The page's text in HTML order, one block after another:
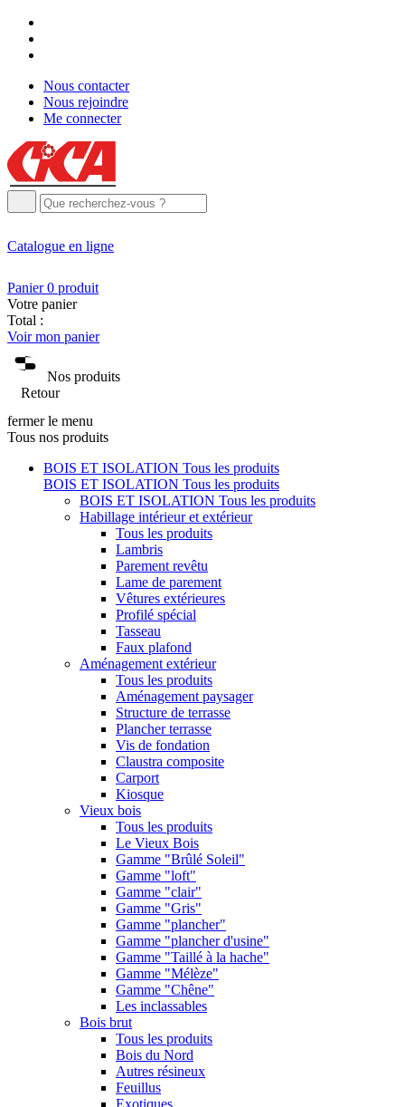
Nous contacter
Nous rejoindre
Me connecter
Catalogue en ligne
Panier 0 produit
Votre panier
Total :
Voir mon panier
Nos produits
Retour
fermer le menu
Tous nos produits
BOIS ET ISOLATION Tous les produits
BOIS ET ISOLATION Tous les produits
BOIS ET ISOLATION Tous les produits
Habillage intérieur et extérieur
Tous les produits
Lambris
Parement revêtu
Lame de parement
Vêtures extérieures
Profilé spécial
Tasseau
Faux plafond
Aménagement extérieur
Tous les produits
Aménagement paysager
Structure de terrasse
Plancher terrasse
Vis de fondation
Claustra composite
Carport
Kiosque
Vieux bois
Tous les produits
Le Vieux Bois
Gamme "Brûlé Soleil"
Gamme "loft"
Gamme "clair"
Gamme "Gris"
Gamme "plancher"
Gamme "plancher d'usine"
Gamme "Taillé à la hache"
Gamme "Mélèze"
Gamme "Chêne"
Les inclassables
Bois brut
Tous les produits
Bois du Nord
Autres résineux
Feuillus
Exotiques